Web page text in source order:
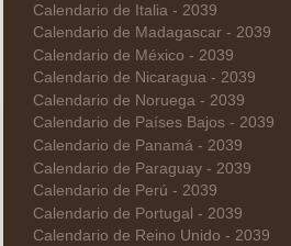
Calendario de Italia - 2039
Calendario de Madagascar - 2039
Calendario de México - 2039
Calendario de Nicaragua - 2039
Calendario de Noruega - 2039
Calendario de Países Bajos - 2039
Calendario de Panamá - 2039
Calendario de Paraguay - 2039
Calendario de Perú - 2039
Calendario de Portugal - 2039
Calendario de Reino Unido - 2039